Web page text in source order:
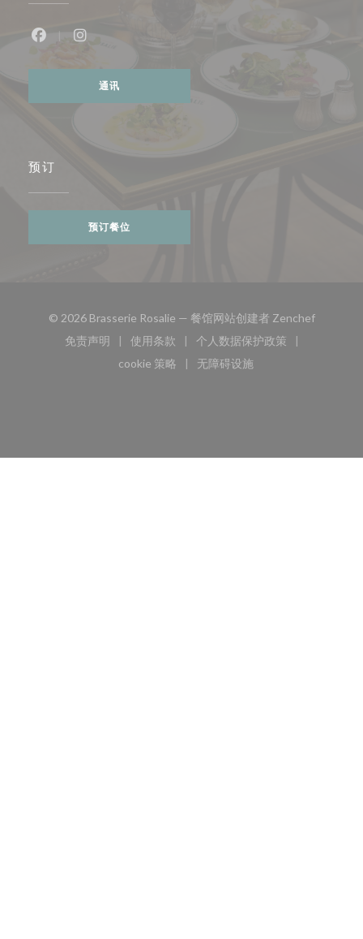
通讯
预订
预订餐位
© 2026 Brasserie Rosalie — 餐馆网站创建者 Zenchef((在新窗
免责声明
((在新窗口中打开))
使用条款
((在新窗口中打开))
个人数据保护政策
((在新窗口中打开))
cookie 策略
((在新窗口中打开))
无障碍设施
((在新窗口中打开))